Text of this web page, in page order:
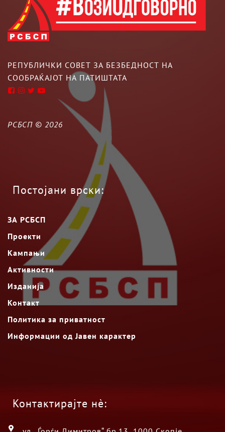
РЕПУБЛИЧКИ СОВЕТ ЗА БЕЗБЕДНОСТ НА
СООБРАЌАЈОТ НА ПАТИШТАТА
РСБСП © 2026
Постојани врски:
ЗА РСБСП
Проекти
Кампањи
Активности
Изданија
Контакт
Политика за приватност
Информации од Јавен карактер
Контактирајте нè: